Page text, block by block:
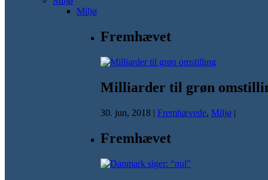
Miljø
Fremhævet
Milliarder til grøn
30. jun, 2018 | Fremhævede, Miljø |
Fremhævet